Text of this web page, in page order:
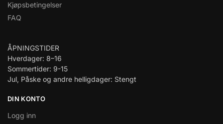
Kjøpsbetingelser
FAQ
ÅPNINGSTIDER
Hverdager: 8–16
Sommertider: 9-15
Jul, Påske og andre helligdager: Stengt
DIN KONTO
Logg inn